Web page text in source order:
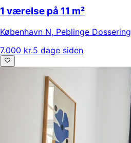
1 værelse på 11 m²
København N, Peblinge Dossering
7.000 kr.5 dage siden